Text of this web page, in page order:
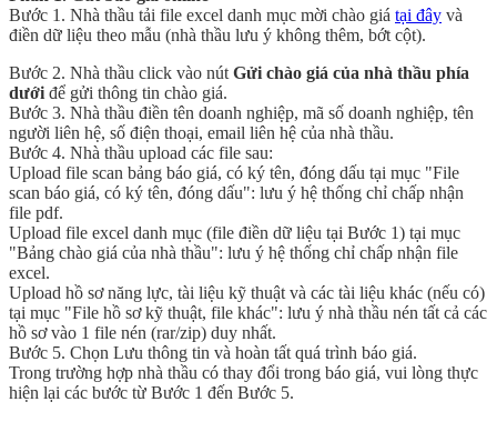
Bước 1. Nhà thầu tải file excel danh mục mời chào giá tại đây và
điền dữ liệu theo mẫu (nhà thầu lưu ý không thêm, bớt cột).
Bước 2. Nhà thầu click vào nútGửi chào giá của nhà thầu phía
dướiđể gửi thông tin chào giá.
Bước 3. Nhà thầu điền tên doanh nghiệp, mã số doanh nghiệp, tên
người liên hệ, số điện thoại, email liên hệ của nhà thầu.
Bước 4. Nhà thầu upload các file sau:
Upload file scan bảng báo giá, có ký tên, đóng dấu tại mục "File
scan báo giá, có ký tên, đóng dấu": lưu ý hệ thống chỉ chấp nhận
file pdf.
Upload file excel danh mục (file điền dữ liệu tại Bước 1) tại mục
"Bảng chào giá của nhà thầu": lưu ý hệ thống chỉ chấp nhận file
excel.
Upload hồ sơ năng lực, tài liệu kỹ thuật và các tài liệu khác (nếu có)
tại mục "File hồ sơ kỹ thuật, file khác": lưu ý nhà thầu nén tất cả các
hồ sơ vào 1 file nén (rar/zip) duy nhất.
Bước 5. Chọn Lưu thông tin và hoàn tất quá trình báo giá.
Trong trường hợp nhà thầu có thay đổi trong báo giá, vui lòng thực
hiện lại các bước từ Bước 1 đến Bước 5.